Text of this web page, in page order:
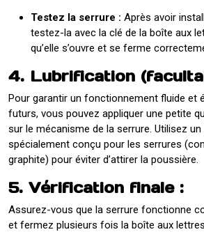
Testez la serrure : Après avoir
testez-la avec la clé de la boîte aux
qu’elle s’ouvre et se ferme
4. Lubrification
Pour garantir un fonctionnement fluide et
futurs, vous pouvez appliquer une petite
sur le mécanisme de la serrure. Utilisez
spécialement conçu pour les serrures
graphite) pour éviter d’attirer la poussière.
5. Vérification finale :
Assurez-vous que la serrure fonctionne
et fermez plusieurs fois la boîte aux